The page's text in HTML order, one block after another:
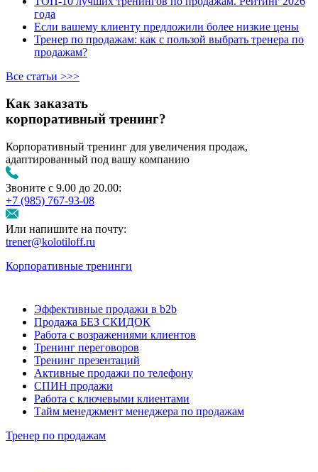
года
Если вашему клиенту предложили более низкие цены
Тренер по продажам: как с пользой выбрать тренера по
продажам?
Все статьи >>>
Как заказать
корпоративный тренинг?
Корпоративный тренинг для увеличения продаж,
адаптированный под вашу компанию
Звоните с 9.00 до 20.00:
+7 (985) 767‑93‑08
Или напишите на почту:
trener@kolotiloff.ru
Корпоративные тренинги
Эффективные продажи в b2b
Продажа БЕЗ СКИДОК
Работа с возражениями клиентов
Тренинг переговоров
Тренинг презентаций
Активные продажи по телефону
СПИН продажи
Работа с ключевыми клиентами
Тайм менеджмент менеджера по продажам
Тренер по продажам